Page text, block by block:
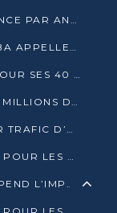
LE PRÉSIDENT SASSOU N’GUESSO LANCE PAR ANTICIPATION LA 39ÈME JOURNÉE NATIONALE DE L’ARBRE
L’ASSOCIATION LES AMIS D’YVON KABA APPELLENT DENIS SASSOU N’GUESSO À SE PORTER CANDIDAT
CONGO : LE BCBTP SE MODERNISE POUR SES 40 ANS D’EXISTENCE
LA BANQUE MONDIALE ACCORDE 60 MILLIONS DE DOLLARS POUR LA RÉSILIENCE URBAINE AU CONGO
NKAYI : UN HOMME INTERPELLÉ POUR TRAFIC D’UN BÉBÉ CHIMPANZÉ
55 ÉTUDIANTS CONGOLAIS EN ROUTE POUR LES UNIVERSITÉS ALGÉRIENNES
LE GOUVERNEMENT CONGOLAIS SUSPEND L’IMPORTATION DES MACHETTES ET DES MOTOS